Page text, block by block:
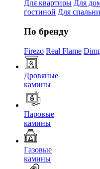
Для квартиры Для
гостиной Для спальни
По бренду
Firezo Real Flame
Дровяные
камины
Паровые
камины
Газовые
камины